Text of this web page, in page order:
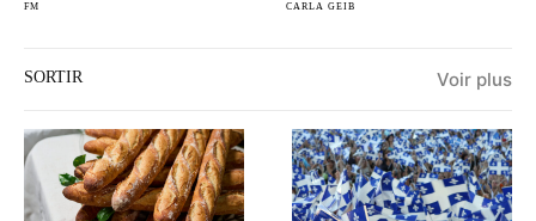
FM CARLA GEIB
SORTIR Voir plus